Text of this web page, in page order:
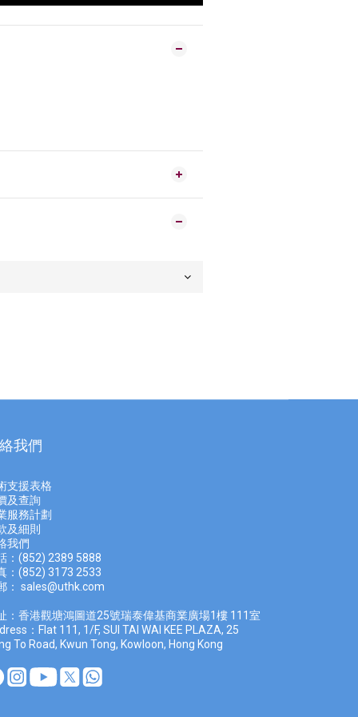
我們
支援表格
及查詢
服務計劃
及細則
我們
：(852) 2389 5888
：(852) 3173 2533
： sales@uthk.com
：香港觀塘鴻圖道25號瑞泰偉基商業廣場1樓 111室
：Flat 111, 1/F, SUI TAI WAI KEE PLAZA, 25
To Road, Kwun Tong, Kowloon, Hong Kong